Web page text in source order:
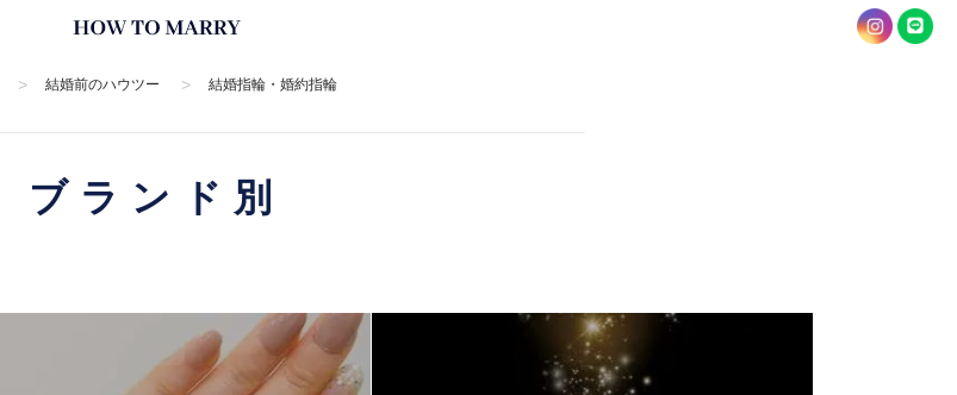
> 結婚前のハウツー > 結婚指輪・婚約指輪
ブランド別